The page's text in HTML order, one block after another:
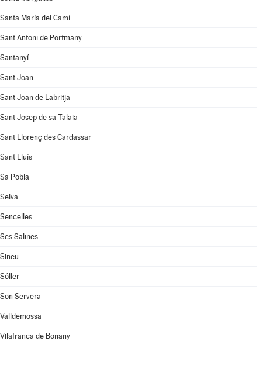
Santa María del Camí
Sant Antoni de Portmany
Santanyí
Sant Joan
Sant Joan de Labritja
Sant Josep de sa Talaia
Sant Llorenç des Cardassar
Sant Lluís
Sa Pobla
Selva
Sencelles
Ses Salines
Sineu
Sóller
Son Servera
Valldemossa
Vilafranca de Bonany